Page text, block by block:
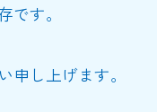
です。
し上げます。